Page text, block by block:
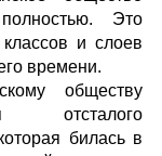
Это
и слоев
времени.
обществу
билась в